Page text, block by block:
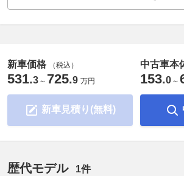
新車価格 （税込）
531.3 ～ 725.9 万円
新車見積り(無料)
中古車本
153.0 ～
歴代モデル 1件